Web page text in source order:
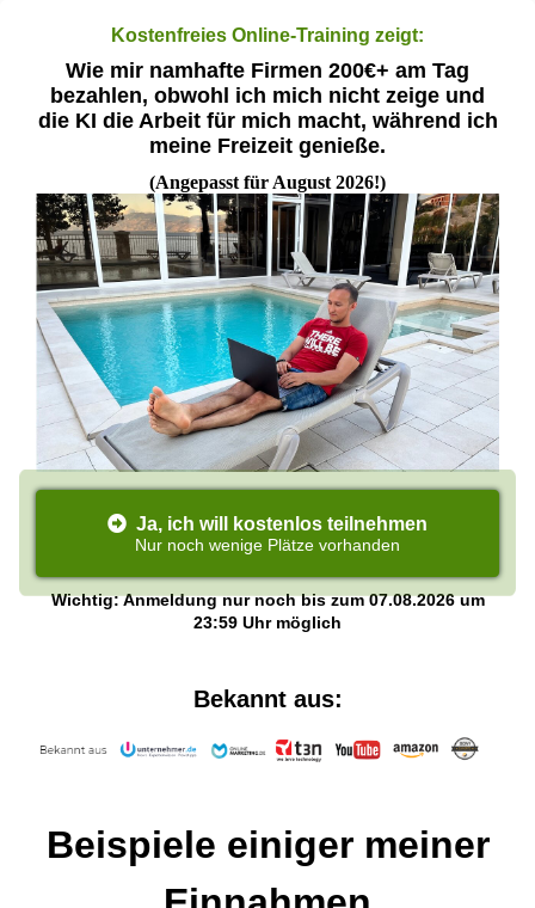
Kostenfreies Online-Training zeigt:
Wie mir namhafte Firmen 200€+ am Tag
bezahlen, obwohl ich mich nicht zeige und
die KI die Arbeit für mich macht, während ich
meine Freizeit genieße.
(Angepasst für August 2026!)
Ja, ich will kostenlos teilnehmen
Nur noch wenige Plätze vorhanden
Wichtig: Anmeldung nur noch bis zum 07.08.2026 um
23:59 Uhr möglich
Bekannt aus:
Beispiele einiger meiner